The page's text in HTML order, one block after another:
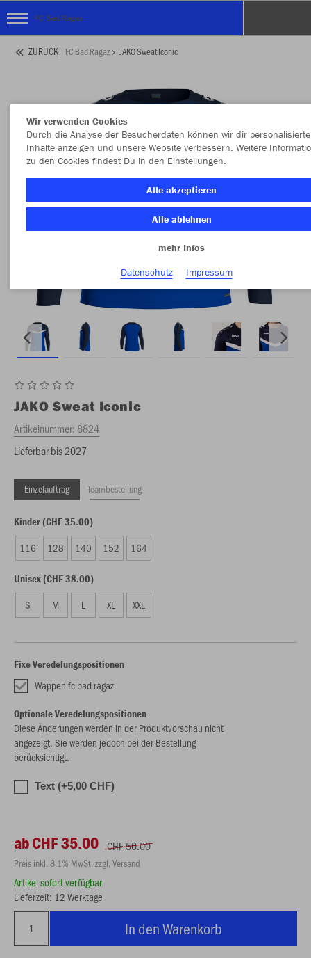
FC Bad Ragaz
ZURÜCK FC Bad Ragaz JAKO Sweat Iconic
JAKO Sweat Iconic
Artikelnummer:8824
Lieferbar bis 2027
Einzelauftrag Teambestellung
Kinder (CHF 35.00)
116 128 140 152 164
Unisex (CHF 38.00)
S M L XL XXL
Fixe Veredelungspositionen
Wappen fc bad ragaz
Optionale Veredelungspositionen
Diese Änderungen werden in der Produktvorschau nicht
angezeigt. Sie werden jedoch bei der Bestellung
berücksichtigt.
Text (+5,00 CHF)
ab CHF 35.00 CHF 50.00
Preis inkl. 8.1% MwSt. zzgl. Versand
Artikel sofort verfügbar
Lieferzeit: 12 Werktage
In den Warenkorb
Wir verwenden Cookies
Durch die Analyse der Besucherdaten können wir dir personalisierte
Inhalte anzeigen und unsere Website verbessern. Weitere
zu den Cookies findest Du in den Einstellungen.
Alle akzeptieren
Alle ablehnen
mehr Infos
Datenschutz
Impressum